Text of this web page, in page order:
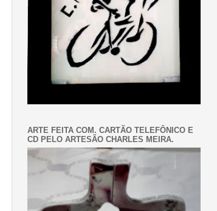
ARTE FEITA COM. CARTÃO TELEFÔNICO E
CD PELO ARTESÃO CHARLES MEIRA.